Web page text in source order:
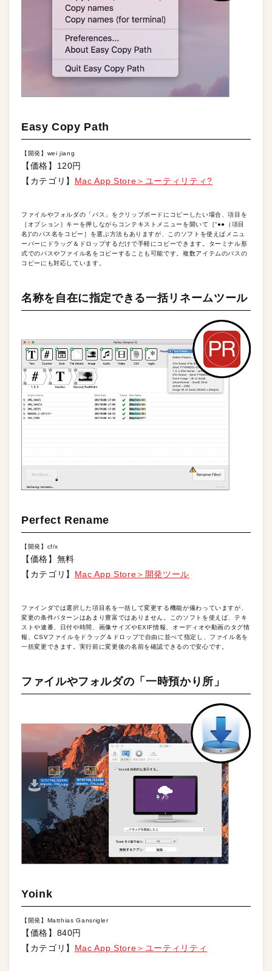
Easy Copy Path
【開発】wei jiang
【価格】120円
【カテゴリ】 Mac App Store＞ユーティリティ?
ファイルやフォルダの「パス」をクリップボードにコピーしたい場合、項目を
［オプション］キーを押しながらコンテキストメニューを開いて［“●●（項目
名)”のパス名をコピー］を選ぶ方法もありますが、このソフトを使えばメニュ
ーバーにドラッグ＆ドロップするだけで手軽にコピーできます。ターミナル形
式でのパスやファイル名をコピーすることも可能です。複数アイテムのパスの
コピーにも対応しています。
名称を自在に指定できる一括リネームツール
Perfect Rename
【開発】cf/x
【価格】無料
【カテゴリ】 Mac App Store＞開発ツール
ファインダでは選択した項目名を一括して変更する機能が備わっていますが、
変更の条件パターンはあまり豊富ではありません。このソフトを使えば、テキ
ストや連番、日付や時間、画像サイズやEXIF情報、オーディオや動画のタグ情
報、CSVファイルをドラッグ＆ドロップで自由に並べて指定し、ファイル名を
一括変更できます。実行前に変更後の名前を確認できるので安心です。
ファイルやフォルダの「一時預かり所」
Yoink
【開発】Matthias Gansrigler
【価格】840円
【カテゴリ】 Mac App Store＞ユーティリティ